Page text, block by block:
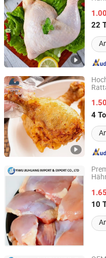
22
Shandong, China
4
Huaxu Yuanda (Qingdao)
Shandong, China
10
Yiwu Jiuhuang Import and
Zhejiang, China